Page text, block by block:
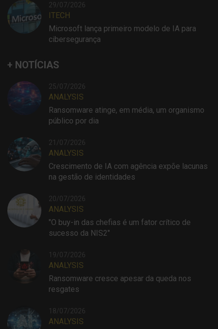
29/07/2026
ITECH
Microsoft lança primeiro modelo de IA para
cibersegurança
+ NOTÍCIAS
25/07/2026
ANALYSIS
Ransomware atinge, em média, um organismo
público por dia
21/07/2026
ANALYSIS
Crescimento de IA com agência expõe lacunas
na gestão de identidades
20/07/2026
ANALYSIS
"O buy-in das chefias é um fator crítico de
sucesso da NIS2"
19/07/2026
ANALYSIS
Ransomware cresce apesar da queda nos
resgates
18/07/2026
ANALYSIS